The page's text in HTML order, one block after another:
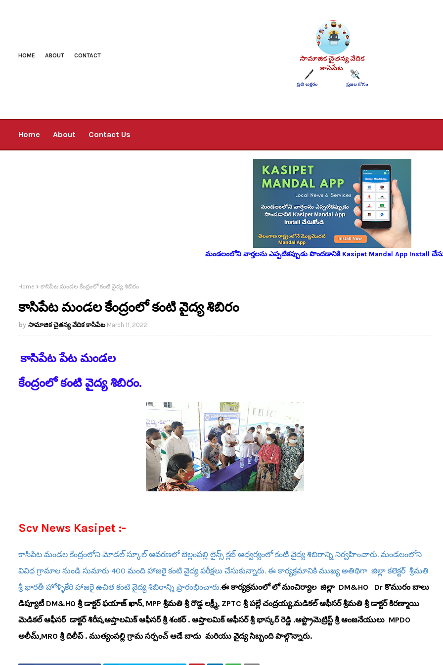
HOME ABOUT CONTACT
Home About Contact Us
మండలంలోని వార్తలను ఎప్పటికప్పుడు పొందడానికి Kasipet Mandal App Install
Home కాసిపేట మండల కేంద్రంలో కంటి వైద్య శిబిరం
కాసిపేట మండల కేంద్రంలో కంటి వైద్య శిబిరం
సామాజిక చైతన్య వేదిక కాసిపేట March 11, 2022
కాసిపేట పేట మండల
కేంద్రంలో కంటి వైద్య శిబిరం.
Scv News Kasipet :-
కాసిపేట మండల కేంద్రంలోని మోడల్ స్కూల్ ఆవరణలో బెల్లంపల్లి లైన్స్ క్లబ్ ఆధ్వర్యంలో కంటి వైద్య శిబిరాన్ని నిర్వహించారు. మండలంలోని
వివిధ గ్రామాల నుండి సుమారు 400 మంది హాజరై కంటి వైద్య పరీక్షలు చేసుకున్నారు. ఈ కార్యక్రమానికి ముఖ్య అతిథిగా జిల్లా కలెక్టర్ శ్రీమతి
శ్రీ భారతీ హోళ్ళికేరి హాజరై ఉచిత కంటి వైద్య శిబిరాన్ని ప్రారంభించారు.ఈ కార్యక్రమంలో లో మంచిర్యాల జిల్లా DM&HO Dr కొమురం బాలు
డిప్యూటీ DM&HO శ్రీ డాక్టర్ ఫయాజ్ ఖాన్, MPP శ్రీమతి శ్రీ రొడ్డ లక్ష్మీ, ZPTC శ్రీ పల్లే చంద్రయ్య,మడికల్ ఆఫీసర్ శ్రీమతి శ్రీ డాక్టర్ కిరణ్మాయి
మెడికల్ ఆఫీసర్ డాక్టర్ శిరీష,ఆప్తాలమిక్ ఆఫీసర్ శ్రీ శంకర్ . ఆప్తాలమిక్ ఆఫీసర్ శ్రీ భాస్కర్ రెడ్డి .ఆప్ట్రొమెట్రిస్ట్ శ్రీ ఆంజనేయులు MPDO
అలీమ్,MRO శ్రీ దిలీప్ . ముత్యంపల్లి గ్రామ సర్పంచ్ ఆడే బాదు మరియు వైద్య సిబ్బంది పాల్గొన్నారు.